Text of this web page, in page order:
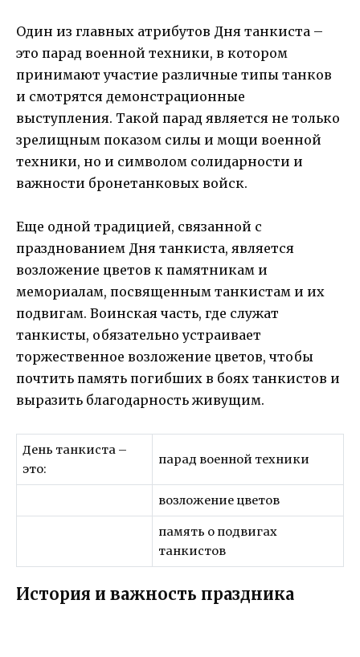
Один из главных атрибутов Дня танкиста –
это парад военной техники, в котором
принимают участие различные типы танков
и смотрятся демонстрационные
выступления. Такой парад является не только
зрелищным показом силы и мощи военной
техники, но и символом солидарности и
важности бронетанковых войск.
Еще одной традицией, связанной с
празднованием Дня танкиста, является
возложение цветов к памятникам и
мемориалам, посвященным танкистам и их
подвигам. Воинская часть, где служат
танкисты, обязательно устраивает
торжественное возложение цветов, чтобы
почтить память погибших в боях танкистов и
выразить благодарность живущим.
День танкиста –
это:
парад военной техники
возложение цветов
память о подвигах
танкистов
История и важность праздника